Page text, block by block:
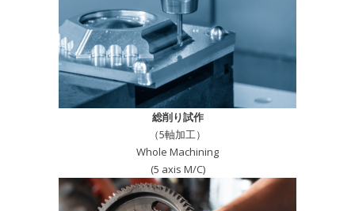
総削り試作
（5軸加工）
Whole Machining
(5 axis M/C)